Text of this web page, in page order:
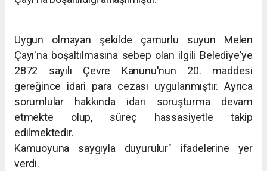
Uygun olmayan şekilde çamurlu suyun Melen
Çayı'na boşaltılmasına sebep olan ilgili Belediye'ye
2872 sayılı Çevre Kanunu'nun 20. maddesi
gereğince idari para cezası uygulanmıştır. Ayrıca
sorumlular hakkında idari soruşturma devam
etmekte olup, süreç hassasiyetle takip
edilmektedir.
Kamuoyuna saygıyla duyurulur" ifadelerine yer
verdi.